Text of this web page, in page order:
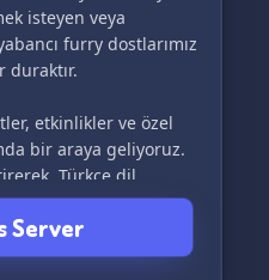
isteyen veya
furry dostlarımız
duraktır.
etkinlikler ve özel
bir araya geliyoruz.
Türkçe dil
yardımcı olmak da
alıyor.
Server